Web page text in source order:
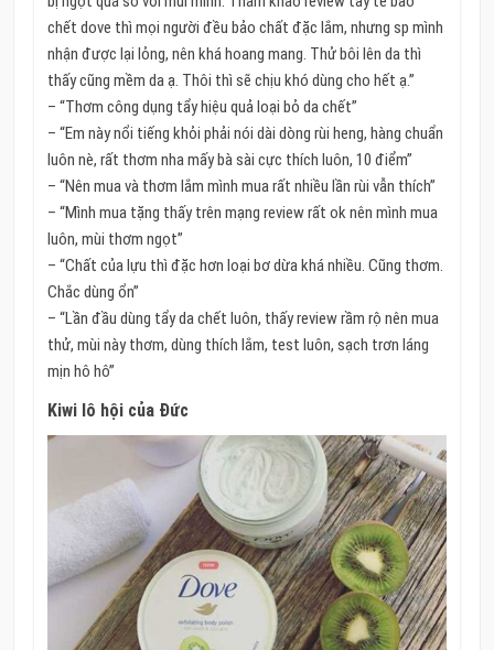
chết dove thì mọi người đều bảo chất đặc lắm, nhưng sp mình
nhận được lại lỏng, nên khá hoang mang. Thử bôi lên da thì
thấy cũng mềm da ạ. Thôi thì sẽ chịu khó dùng cho hết ạ.”
– “Thơm công dụng tẩy hiệu quả loại bỏ da chết”
– “Em này nổi tiếng khỏi phải nói dài dòng rùi heng, hàng chuẩn
luôn nè, rất thơm nha mấy bà sài cực thích luôn, 10 điểm”
– “Nên mua và thơm lắm mình mua rất nhiều lần rùi vẫn thích”
– “Mình mua tặng thấy trên mạng review rất ok nên mình mua
luôn, mùi thơm ngọt”
– “Chất của lựu thì đặc hơn loại bơ dừa khá nhiều. Cũng thơm.
Chắc dùng ổn”
– “Lần đầu dùng tẩy da chết luôn, thấy review rầm rộ nên mua
thử, mùi này thơm, dùng thích lắm, test luôn, sạch trơn láng
mịn hô hô”
Kiwi lô hội của Đức